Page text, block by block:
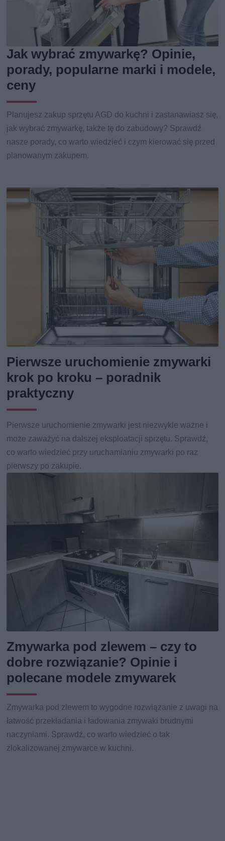
Jak wybrać zmywarkę? Opinie,
porady, popularne marki i modele,
ceny
Planujesz zakup sprzętu AGD do kuchni i zastanawiasz się,
jak wybrać zmywarkę, także tę do zabudowy? Sprawdź
nasze porady, co warto wiedzieć i czym kierować się przed
planowanym zakupem.
Pierwsze uruchomienie zmywarki
krok po kroku – poradnik
praktyczny
Pierwsze uruchomienie zmywarki jest niezwykle ważne i
może zaważyć na dalszej eksploatacji sprzętu. Sprawdź,
co warto wiedzieć przy uruchamianiu zmywarki po raz
pierwszy po zakupie.
Zmywarka pod zlewem – czy to
dobre rozwiązanie? Opinie i
polecane modele zmywarek
Zmywarka pod zlewem to wygodne rozwiązanie z uwagi na
łatwość przekładania i ładowania zmywaki brudnymi
naczyniami. Sprawdź, co warto wiedzieć o tak
zlokalizowanej zmywarce w kuchni.